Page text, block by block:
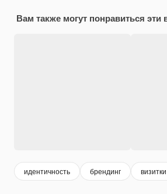
Вам также могут понравиться эти
идентичность брендинг визитки